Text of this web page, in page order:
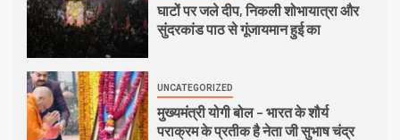
घाटों पर जले दीप, निकली शोभायात्रा और
सुंदरकांड पाठ से गूंजायमान हुई का
UNCATEGORIZED
मुख्यमंत्री योगी बोल – भारत के शौर्य
पराक्रम के प्रतीक है नेता जी सुभाष चंद्र